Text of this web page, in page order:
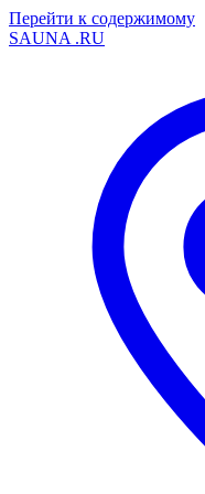
Перейти к содержимому
SAUNA .RU